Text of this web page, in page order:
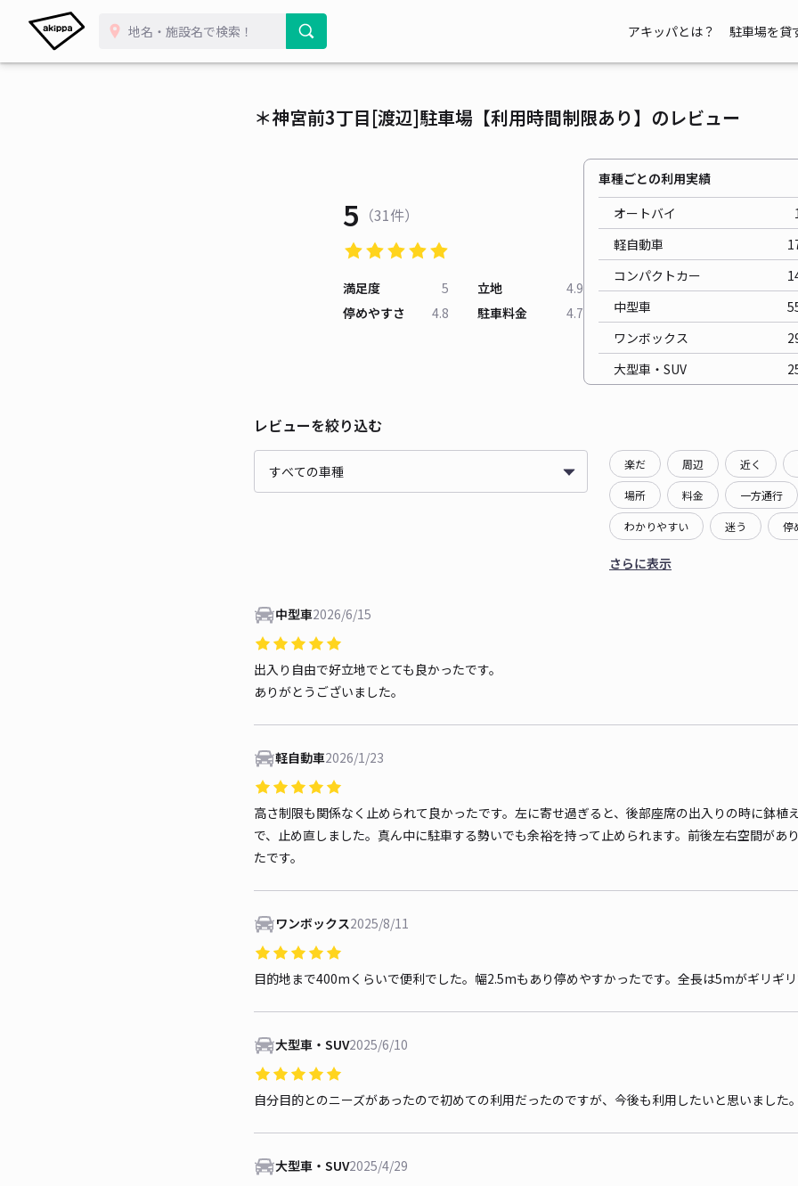
アキッパとは？ 駐車場を貸
＊神宮前3丁目[渡辺]駐車場【利用時間制限あり】のレビュー
5 （31件）
満足度 5 立地
4.9
停めやすさ
4.8 駐車料金 4.7
車種ごとの利用実績
オートバイ
軽自動車
コンパクトカー
中型車
ワンボックス
大型車・SUV
レビューを絞り込む
楽だ 周辺 近く
場所 料金 一方通行
わかりやすい 迷う 停
さらに表示
中型車2026/6/15
出入り自由で好立地でとても良かったです。
ありがとうございました。
軽自動車2026/1/23
高さ制限も関係なく止められて良かったです。左に寄せ過ぎると、後部座席の出入りの時に鉢植
で、止め直しました。真ん中に駐車する勢いでも余裕を持って止められます。前後左右空間があ
たです。
ワンボックス2025/8/11
目的地まで400mくらいで便利でした。幅2.5mもあり停めやすかったです。全長は5mがギリギリ
大型車・SUV2025/6/10
自分目的とのニーズがあったので初めての利用だったのですが、今後も利用したいと思いました。
大型車・SUV2025/4/29